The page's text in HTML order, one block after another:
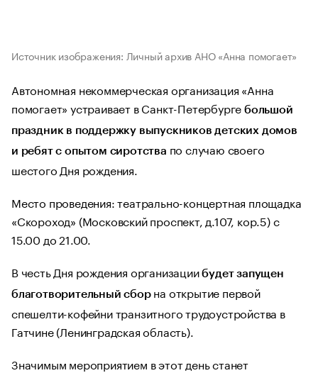
Источник изображения: Личный архив АНО «Анна помогает»
Автономная некоммерческая организация «Анна
помогает» устраивает в Санкт-Петербурге большой
праздник в поддержку выпускников детских домов
и ребят с опытом сиротства по случаю своего
шестого Дня рождения.
Место проведения: театрально-концертная площадка
«Скороход» (Московский проспект, д.107, кор.5) с
15.00 до 21.00.
В честь Дня рождения организациибудет запущен
благотворительный сборна открытие первой
спешелти-кофейни транзитного трудоустройства в
Гатчине (Ленинградская область).
Значимым мероприятием в этот день станет